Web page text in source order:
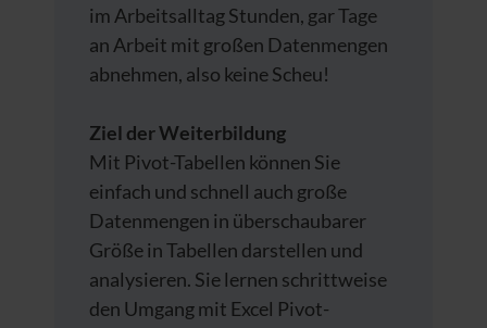
im Arbeitsalltag Stunden, gar Tage
an Arbeit mit großen Datenmengen
abnehmen, also keine Scheu!
Ziel der Weiterbildung
Mit Pivot-Tabellen können Sie
einfach und schnell auch große
Datenmengen in überschaubarer
Größe in Tabellen darstellen und
analysieren. Sie lernen schrittweise
den Umgang mit Excel Pivot-